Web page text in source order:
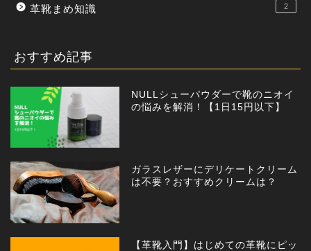
革靴まめ知識 2
おすすめ記事
NULLシューパウダーで靴のニオイ
の悩みを解消！【1日15円以下】
ガラスレザーにデリケートクリーム
は不要？おすすめクリームは？
【革靴入門】はじめての革靴にピッ